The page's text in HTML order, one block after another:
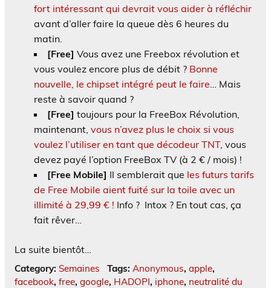
fort intéressant qui devrait vous aider à réfléchir
avant d’aller faire la queue dès 6 heures du
matin.
[Free] Vous avez une Freebox révolution et
vous voulez encore plus de débit ? Bonne
nouvelle, le chipset intégré peut le faire … Mais
reste à savoir quand ?
[Free] toujours pour la FreeBox Révolution,
maintenant, vous n’avez plus le choix si vous
voulez l’utiliser en tant que décodeur TNT, vous
devez payé l’option FreeBox TV (à 2 € / mois) !
[Free Mobile] Il semblerait que les futurs tarifs
de Free Mobile aient fuité sur la toile avec un
illimité à 29,99 € ! Info ? Intox ? En tout cas, ça
fait rêver…
La suite bientôt…
Category: Semaines Tags: Anonymous, apple,
facebook, free, google, HADOPI, iphone, neutralité du